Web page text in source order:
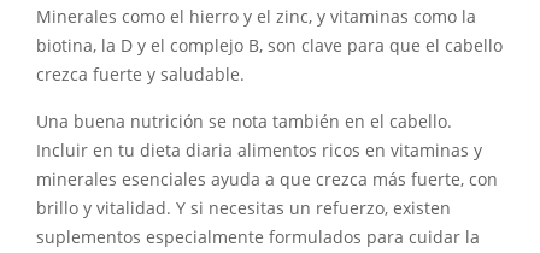
Minerales como el hierro y el zinc, y vitaminas como la
biotina, la D y el complejo B, son clave para que el cabello
crezca fuerte y saludable.
Una buena nutrición se nota también en el cabello.
Incluir en tu dieta diaria alimentos ricos en vitaminas y
minerales esenciales ayuda a que crezca más fuerte, con
brillo y vitalidad. Y si necesitas un refuerzo, existen
suplementos especialmente formulados para cuidar la